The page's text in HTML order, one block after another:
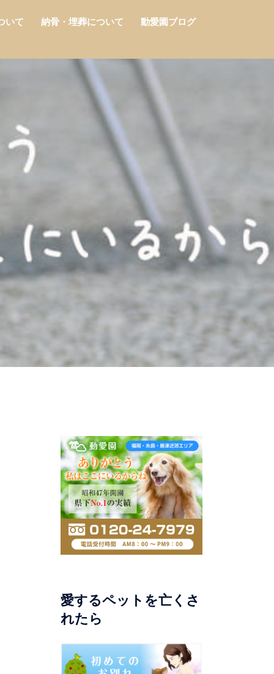
いて 納骨・埋葬について 動愛園ブログ
愛するペットを亡くさ
れたら